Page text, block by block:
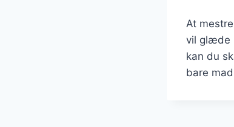
At
vil glæde
kan du
bare